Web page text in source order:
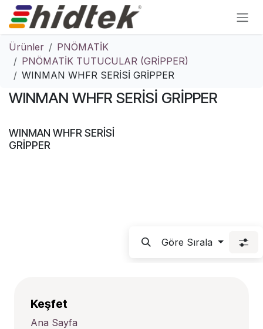
İçereği Atla
Ürünler
PNÖMATİK
PNÖMATİK TUTUCULAR (GRİPPER)
WINMAN WHFR SERİSİ GRİPPER
WINMAN WHFR SERİSİ GRİPPER
WINMAN WHFR SERİSİ
GRİPPER
Göre Sırala
Keşfet
Ana Sayfa